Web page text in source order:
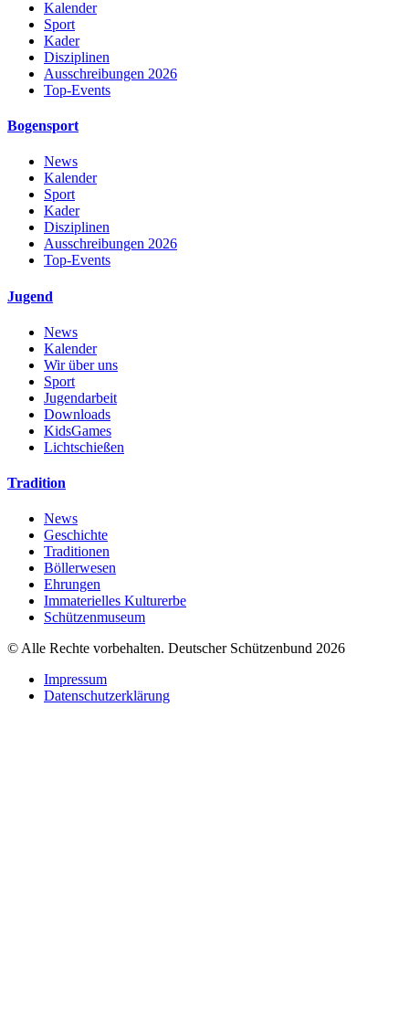
Kalender
Sport
Kader
Disziplinen
Ausschreibungen 2026
Top-Events
Bogensport
News
Kalender
Sport
Kader
Disziplinen
Ausschreibungen 2026
Top-Events
Jugend
News
Kalender
Wir über uns
Sport
Jugendarbeit
Downloads
KidsGames
Lichtschießen
Tradition
News
Geschichte
Traditionen
Böllerwesen
Ehrungen
Immaterielles Kulturerbe
Schützenmuseum
© Alle Rechte vorbehalten. Deutscher Schützenbund 2026
Impressum
Datenschutzerklärung